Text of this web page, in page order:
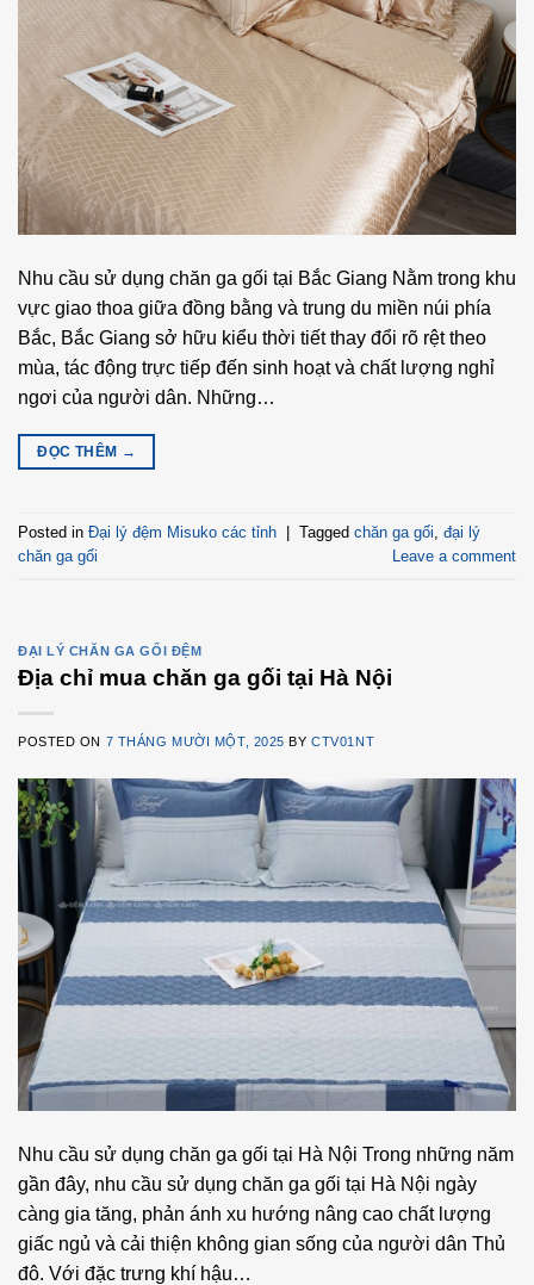
Nhu cầu sử dụng chăn ga gối tại Bắc Giang Nằm trong khu
vực giao thoa giữa đồng bằng và trung du miền núi phía
Bắc, Bắc Giang sở hữu kiểu thời tiết thay đổi rõ rệt theo
mùa, tác động trực tiếp đến sinh hoạt và chất lượng nghỉ
ngơi của người dân. Những…
ĐỌC THÊM →
Posted in Đại lý đệm Misuko các tỉnh Tagged chăn ga gối đại lý
chăn ga gối
Leave a comment
ĐẠI LÝ CHĂN GA GỐI ĐỆM
Địa chỉ mua chăn ga gối tại Hà Nội
POSTED ON 7 THÁNG MƯỜI MỘT, 2025 BYCTV01NT
Nhu cầu sử dụng chăn ga gối tại Hà Nội Trong những năm
gần đây, nhu cầu sử dụng chăn ga gối tại Hà Nội ngày
càng gia tăng, phản ánh xu hướng nâng cao chất lượng
giấc ngủ và cải thiện không gian sống của người dân Thủ
đô. Với đặc trưng khí hậu…